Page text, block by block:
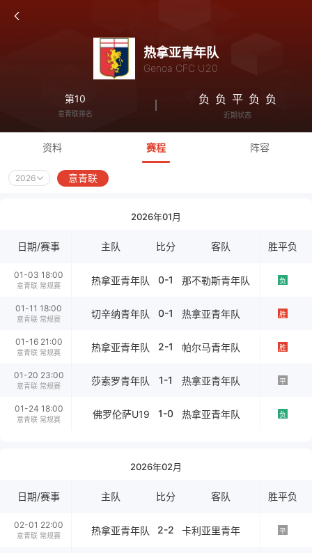
热拿亚青年队
Genoa CFC U20
第10
意青联排名
负 负 平 负 负
近期状态
资料 赛程 阵容
2026 意青联
2026年01月
日期/赛事 主队 比分 客队 胜平负
01-03 18:00
意青联 常规赛 热拿亚青年队 0-1 那不勒斯青年队 负
01-11 18:00
意青联 常规赛 切辛纳青年队 0-1 热拿亚青年队 胜
01-16 21:00
意青联 常规赛 热拿亚青年队 2-1 帕尔马青年队 胜
01-20 23:00
意青联 常规赛 莎索罗青年队 1-1 热拿亚青年队 平
01-24 18:00
意青联 常规赛 佛罗伦萨U19 1-0 热拿亚青年队 负
2026年02月
日期/赛事 主队 比分 客队 胜平负
02-01 22:00
意青联 常规赛 热拿亚青年队 2-2 卡利亚里青年 平